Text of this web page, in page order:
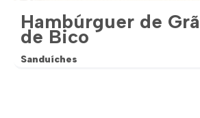
Hambúrguer de
de Bico
Sanduíches